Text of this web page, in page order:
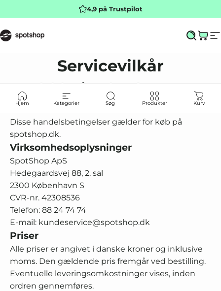
4,9 på Trustpilot
SpotShop ApS Søg her
Hjem Kategorier Søg Produkter Kurv
Servicevilkår
Handelsbetingelser for
SpotShop ApS
Disse handelsbetingelser gælder for køb på
spotshop.dk.
Virksomhedsoplysninger
SpotShop ApS
Hedegaardsvej 88, 2. sal
2300 København S
CVR-nr. 42308536
Telefon: 88 24 74 74
E-mail: kundeservice@spotshop.dk
Priser
Alle priser er angivet i danske kroner og inklusive
moms. Den gældende pris fremgår ved bestilling.
Eventuelle leveringsomkostninger vises, inden
ordren gennemføres.